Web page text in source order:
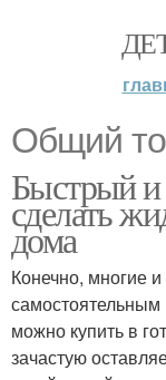
Общий
Быстрый
сделать
дома
Конечно, многие
самостоятельным
можно купить в
зачастую